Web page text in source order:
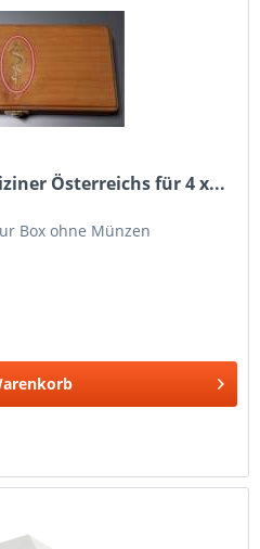
Österreichs für 4 x...
Box ohne Münzen